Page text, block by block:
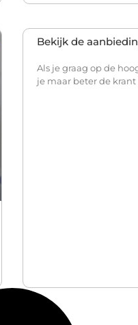
Bekijk de
Als je graag op de
je maar beter de